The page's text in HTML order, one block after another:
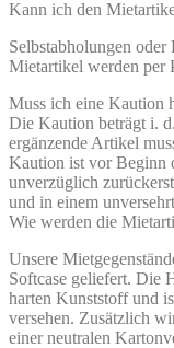
Kann ich den
Selbstabholungen
Mietartikel werden per
Muss ich eine Kaution
Die Kaution beträgt i.
ergänzende Artikel
Kaution ist vor Beginn
unverzüglich
und in einem
Wie werden die
Unsere
Softcase geliefert. Die
harten Kunststoff und
versehen. Zusätzlich
einer neutralen